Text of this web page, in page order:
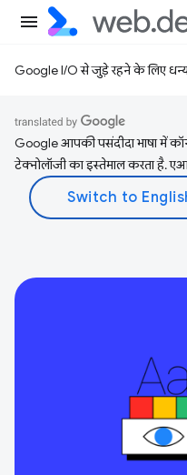
Google I/O से जुड़े रहने के लिए
Google आपकी पसंदीदा भाषा में
टेक्नोलॉजी का इस्तेमाल करता है.